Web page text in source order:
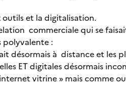
outils et la digitalisation.
commerciale qui se
polyvalente :
désormais à distance et les
ET digitales désormais
vitrine » mais comme